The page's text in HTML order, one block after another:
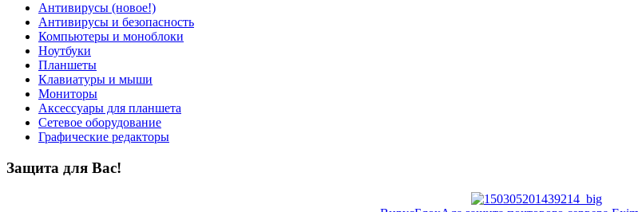
Антивирусы (новое!)
Антивирусы и безопасность
Компьютеры и моноблоки
Ноутбуки
Планшеты
Клавиатуры и мыши
Мониторы
Аксессуары для планшета
Сетевое оборудование
Графические редакторы
Защита для Вас!